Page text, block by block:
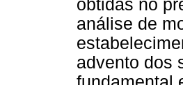
obtidas no
análise de
advento dos